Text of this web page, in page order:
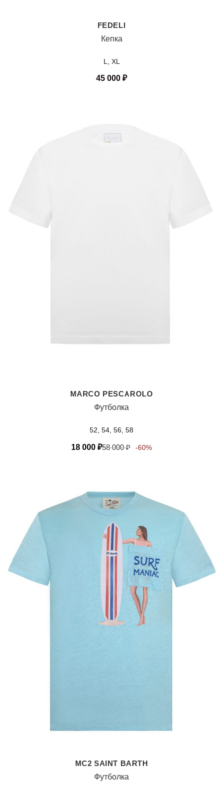
FEDELI
Кепка
L, XL
45 000 ₽
MARCO PESCAROLO
Футболка
52, 54, 56, 58
18 000 ₽58 000₽ -60%
MC2 SAINT BARTH
Футболка